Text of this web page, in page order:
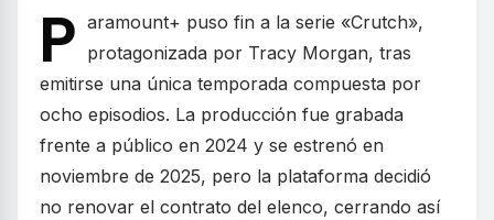
P aramount+ puso fin a la serie «Crutch»,
protagonizada por Tracy Morgan, tras
emitirse una única temporada compuesta por
ocho episodios. La producción fue grabada
frente a público en 2024 y se estrenó en
noviembre de 2025, pero la plataforma decidió
no renovar el contrato del elenco, cerrando así